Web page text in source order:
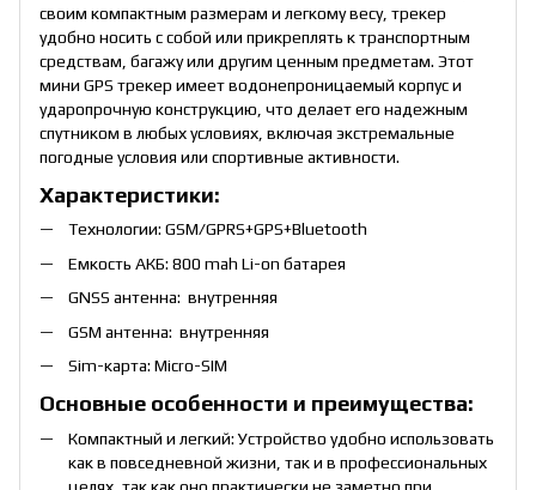
своим компактным размерам и легкому весу, трекер
удобно носить с собой или прикреплять к транспортным
средствам, багажу или другим ценным предметам. Этот
мини GPS трекер имеет водонепроницаемый корпус и
ударопрочную конструкцию, что делает его надежным
спутником в любых условиях, включая экстремальные
погодные условия или спортивные активности.
Характеристики:
Технологии: GSM/GPRS+GPS+Bluetooth
Емкость АКБ: 800 mah Li-on батарея
GNSS антенна: внутренняя
GSM антенна: внутренняя
Sim-карта: Micro-SIM
Основные особенности и преимущества:
Компактный и легкий: Устройство удобно использовать
как в повседневной жизни, так и в профессиональных
целях, так как оно практически не заметно при